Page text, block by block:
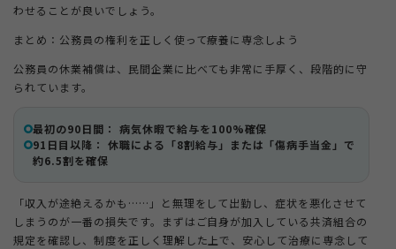
わせることが良いでしょう。
まとめ：公務員の権利を正しく使って療養に専念しよう
公務員の休業補償は、民間企業に比べても非常に手厚く、段階的に守
られています。
最初の90日間： 病気休暇で給与を100%確保
91日目以降： 休職による「8割給与」または「傷病手当金」で
約6.5割を確保
「収入が途絶えるかも……」と無理をして出勤し、症状を悪化させて
しまうのが一番の損失です。まずはご自身が加入している共済組合の
規定を確認し、制度を正しく理解した上で、安心して治療に専念して